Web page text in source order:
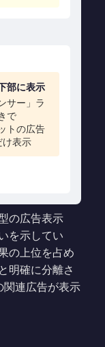
部に表示
サー」ラ
で
トの広告
表示
の広告表示
を示してい
の上位を占め
明確に分離さ
関連広告が表示